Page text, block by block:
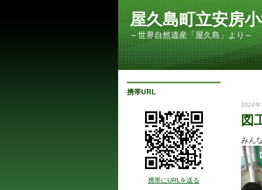
屋久島町立安房
～世界自然遺産「屋久島」よ
携帯URL
携帯にURLを送る
2024年
図
みん